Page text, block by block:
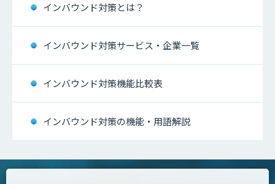
インバウンド対策とは？
インバウンド対策サービス・企業一覧
インバウンド対策機能比較表
インバウンド対策の機能・用語解説